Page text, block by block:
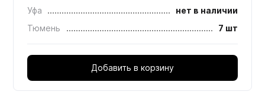
Уфа
нет в наличии
Тюмень
7 шт
Добавить в корзину